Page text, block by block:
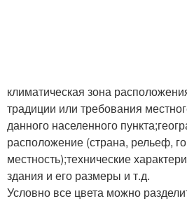
климатическая зона
традиции или требования
данного населенного
расположение (страна, рельеф,
местность);технические
здания и его размеры и т.д.
Условно все цвета можно